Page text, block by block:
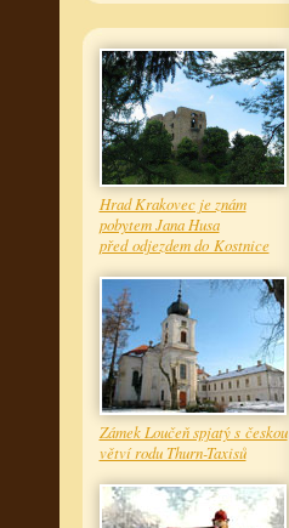
Hrad Krakovec je znám
pobytem Jana Husa
před odjezdem do Kostnice
Zámek Loučeň spjatý s českou
větví rodu Thurn-Taxisů